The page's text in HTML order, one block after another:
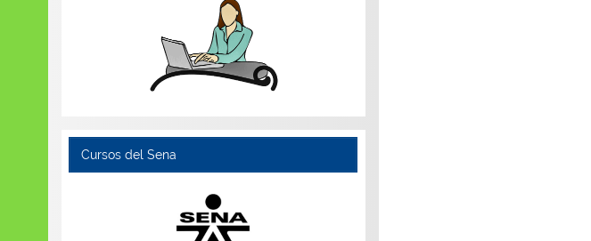
Cursos del Sena